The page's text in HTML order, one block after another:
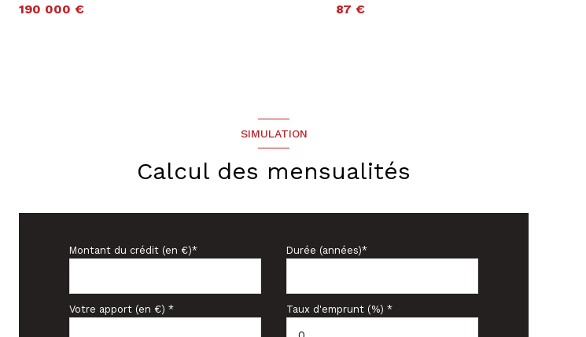
190 000 €
87 €
SIMULATION
Calcul des mensualités
Montant du crédit (en €)* Durée (années)*
Votre apport (en €) * Taux d'emprunt (%) *